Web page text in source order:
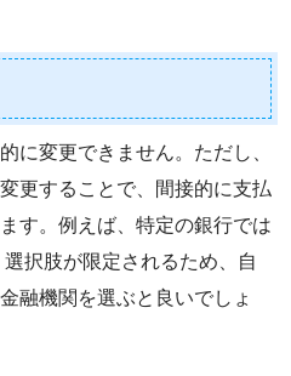
に変更できません。ただし、
更することで、間接的に支払
す。例えば、特定の銀行では
択肢が限定されるため、自
融機関を選ぶと良いでしょ